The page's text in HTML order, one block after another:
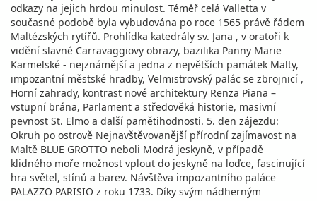
odkazy na jejich hrdou minulost. Téměř celá Valletta v
současné podobě byla vybudována po roce 1565 právě řádem
Maltézských rytířů. Prohlídka katedrály sv. Jana , v oratoři k
vidění slavné Carravaggiovy obrazy, bazilika Panny Marie
Karmelské - nejznámější a jedna z největších památek Malty,
impozantní městské hradby, Velmistrovský palác se zbrojnicí ,
Horní zahrady, kontrast nové architektury Renza Piana –
vstupní brána, Parlament a středověká historie, masivní
pevnost St. Elmo a další pamětihodnosti. 5. den zájezdu:
Okruh po ostrově Nejnavštěvovanější přírodní zajímavost na
Maltě BLUE GROTTO neboli Modrá jeskyně, v případě
klidného moře možnost vplout do jeskyně na loďce, fascinující
hra světel, stínů a barev. Návštěva impozantního paláce
PALAZZO PARISIO z roku 1733. Díky svým nádherným